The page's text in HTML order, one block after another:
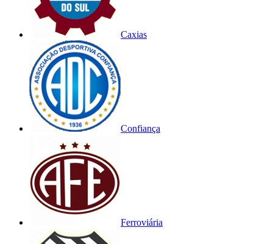
Caxias
Confiança
Ferroviária